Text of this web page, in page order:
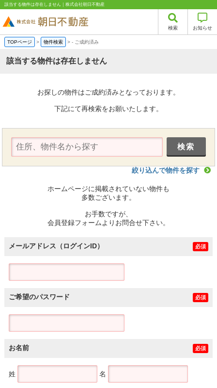
該当する物件は存在しません｜株式会社朝日不動産
検索 お知らせ
TOPページ > 物件検索 >- ご成約済み
該当する物件は存在しません
お探しの物件はご成約済みとなっております。
下記にて再検索をお願いたします。
絞り込んで物件を探す
ホームページに掲載されていない物件も
多数ございます。
お手数ですが、
会員登録フォームよりお問合せ下さい。
メールアドレス（ログインID） 必須
ご希望のパスワード 必須
お名前 必須
姓 名